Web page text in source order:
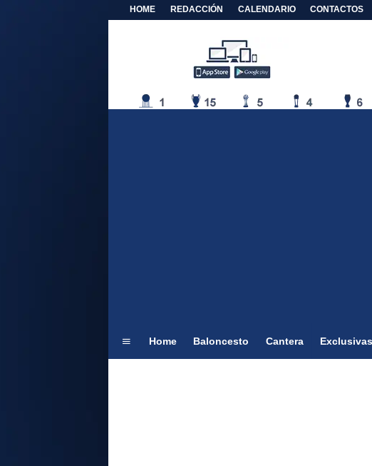
HOME REDACCIÓN CALENDARIO CONTACTOS
Home Baloncesto Cantera Exclusivas